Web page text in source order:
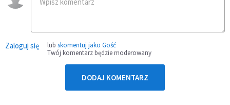
Zaloguj się lub skomentuj jako Gość
Twój komentarz będzie moderowany
DODAJ KOMENTARZ